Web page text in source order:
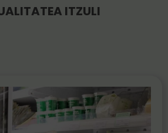
ITZULI